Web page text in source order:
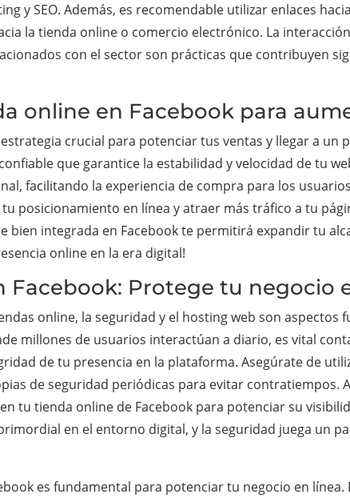
y SEO. Además, es recomendable utilizar enlaces
la tienda online o comercio electrónico. La
con el sector son prácticas que contribuyen
online en Facebook para
crucial para potenciar tus ventas y llegar a un
que garantice la estabilidad y velocidad de tu
facilitando la experiencia de compra para los
posicionamiento en línea y atraer más tráfico a tu
bien integrada en Facebook te permitirá expandir tu
online en la era digital!
Facebook: Protege tu negocio
online, la seguridad y el hosting web son
millones de usuarios interactúan a diario, es vital
de tu presencia en la plataforma. Asegúrate de
de seguridad periódicas para evitar contratiempos.
tu tienda online de Facebook para potenciar su
en el entorno digital, y la seguridad juega un
es fundamental para potenciar tu negocio en